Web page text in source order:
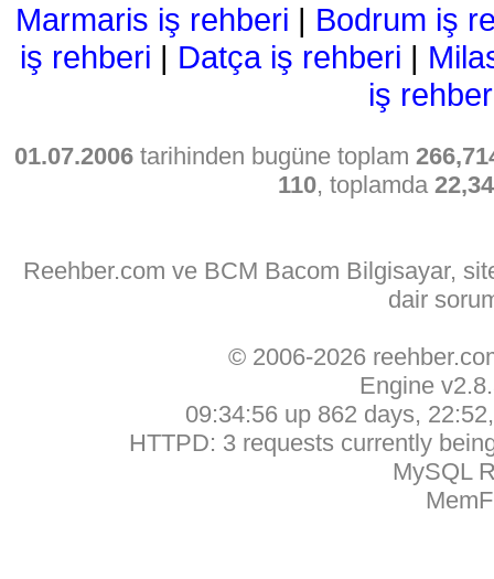
Marmaris iş rehberi | Bodrum iş
iş rehberi | Datça iş rehberi |
iş
01.07.2006tarihinden bugüne toplam
110, toplamda
Reehber.com ve BCM Bacom Bilgisayar,
dair
© 2006-2026
Engine
09:34:56 up 862 days,
HTTPD: 3 requests currently
MySQL